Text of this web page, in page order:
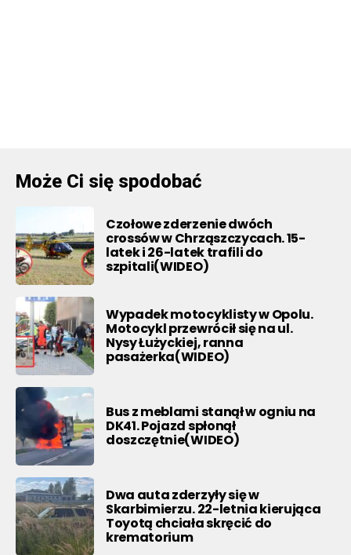
Może Ci się spodobać
Czołowe zderzenie dwóch
crossów w Chrząszczycach. 15-
latek i 26-latek trafili do
szpitali(WIDEO)
Wypadek motocyklisty w Opolu.
Motocykl przewrócił się na ul.
Nysy Łużyckiej, ranna
pasażerka(WIDEO)
Bus z meblami stanął w ogniu na
DK41. Pojazd spłonął
doszczętnie(WIDEO)
Dwa auta zderzyły się w
Skarbimierzu. 22-letnia kierująca
Toyotą chciała skręcić do
krematorium